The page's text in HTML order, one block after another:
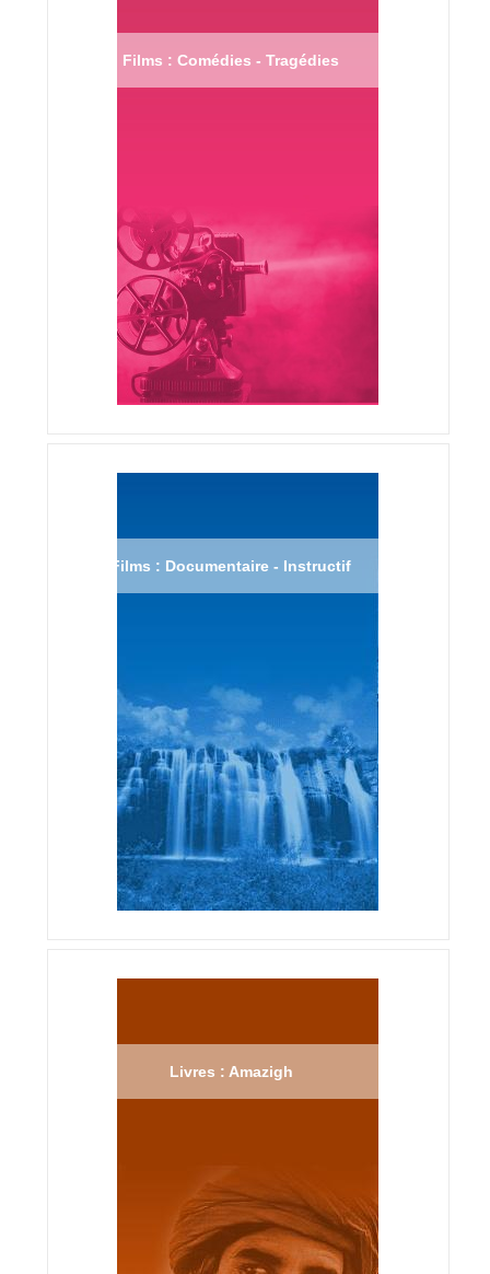
Films : Comédies - Tragédies
Films : Documentaire - Instructif
Livres : Amazigh